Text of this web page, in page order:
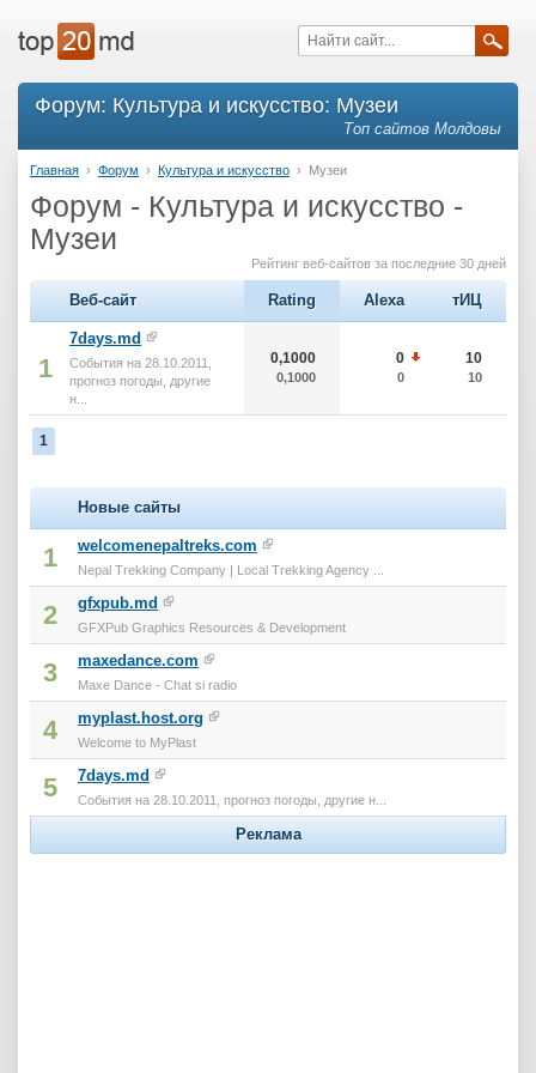
Форум: Культура и искусство: Музеи
Топ сайтов Молдовы
Главная › Форум › Культура и искусство › Музеи
Форум - Культура и искусство -
Музеи
Рейтинг веб-сайтов за последние 30 дней
Веб-сайт Rating Alexa тИЦ
1
7days.md
События на 28.10.2011,
прогноз погоды, другие
н...
0,1000
0,1000
0
0
10
10
1
Новые сайты
1 welcomenepaltreks.com
Nepal Trekking Company | Local Trekking Agency ...
2 gfxpub.md
GFXPub Graphics Resources & Development
3 maxedance.com
Maxe Dance - Chat si radio
4 myplast.host.org
Welcome to MyPlast
5 7days.md
События на 28.10.2011, прогноз погоды, другие н...
Реклама